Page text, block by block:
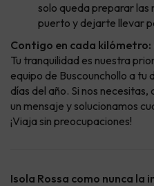
solo queda preparar las
puerto y dejarte llevar
Contigo en cada
Tu tranquilidad es nuestra
equipo de Buscounchollo a tu
días del año. Si nos
un mensaje y solucionamos
¡Viaja sin preocupaciones!
Isola Rossa como nunca la